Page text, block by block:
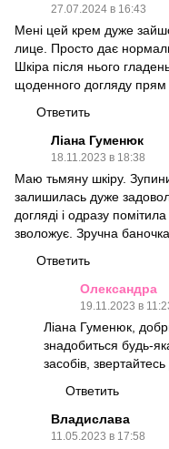
27.07.2024 в 16:43
Мені цей крем дуже
лице. Просто дає
Шкіра після нього
щоденного догляду прям
Ответить
Ліана Гуменюк
18.11.2023 в 18:38
Маю тьмяну шкіру.
залишилась дуже
догляді і одразу
зволожує. Зручна
Ответить
Олександра
19.11.2023 в
Ліана Гуменюк,
знадобиться будь-
засобів,
Ответить
Владислава
11.05.2023 в 17:58